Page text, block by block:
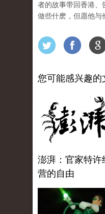
者的故事带回香港、
做些什麽，但愿他与
您可能感兴趣的
澎湃：官家特许
营的自由